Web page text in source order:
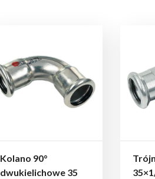
Kolano 90°
dwukielichowe 35